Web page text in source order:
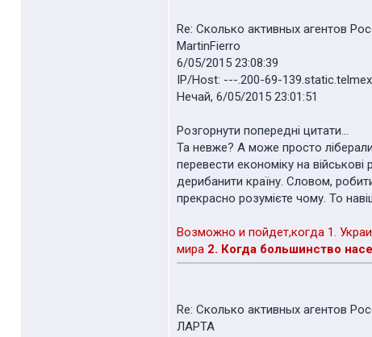
Re: Сколько активных агентов
MartinFierro
6/05/2015 23:08:39
IP/Host: ---.200-69-
Нечай, 6/05/2015 23:01:51
Розгорнути попередні цитати...
Та невже? А може просто
перевести економіку на
дерибанити країну. Словом,
прекрасно розумієте чому. То
Возможно и пойдет,когда 1.
мира 2. Когда большинство
Re: Сколько активных агентов
ЛАРТА